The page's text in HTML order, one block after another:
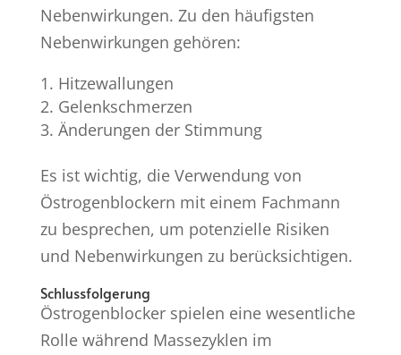
Nebenwirkungen. Zu den häufigsten
Nebenwirkungen gehören:
Hitzewallungen
Gelenkschmerzen
Änderungen der Stimmung
Es ist wichtig, die Verwendung von
Östrogenblockern mit einem Fachmann
zu besprechen, um potenzielle Risiken
und Nebenwirkungen zu berücksichtigen.
Schlussfolgerung
Östrogenblocker spielen eine wesentliche
Rolle während Massezyklen im